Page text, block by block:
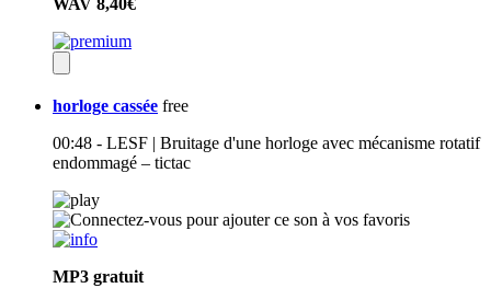
WAV 8,40€
horloge cassée free
00:48 - LESF | Bruitage d'une horloge avec mécanisme rotatif
endommagé – tictac
MP3 gratuit